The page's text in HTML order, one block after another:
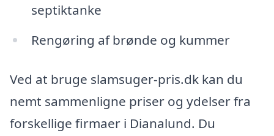
septiktanke
Rengøring af brønde og kummer
Ved at bruge slamsuger-pris.dk kan du
nemt sammenligne priser og ydelser fra
forskellige firmaer i Dianalund. Du